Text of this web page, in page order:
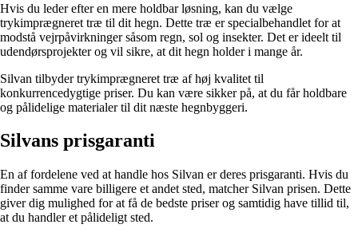
Hvis du leder efter en mere holdbar løsning, kan du vælge
trykimprægneret træ til dit hegn. Dette træ er specialbehandlet for at
modstå vejrpåvirkninger såsom regn, sol og insekter. Det er ideelt til
udendørsprojekter og vil sikre, at dit hegn holder i mange år.
Silvan tilbyder trykimprægneret træ af høj kvalitet til
konkurrencedygtige priser. Du kan være sikker på, at du får holdbare
og pålidelige materialer til dit næste hegnbyggeri.
Silvans prisgaranti
En af fordelene ved at handle hos Silvan er deres prisgaranti. Hvis du
finder samme vare billigere et andet sted, matcher Silvan prisen. Dette
giver dig mulighed for at få de bedste priser og samtidig have tillid til,
at du handler et pålideligt sted.